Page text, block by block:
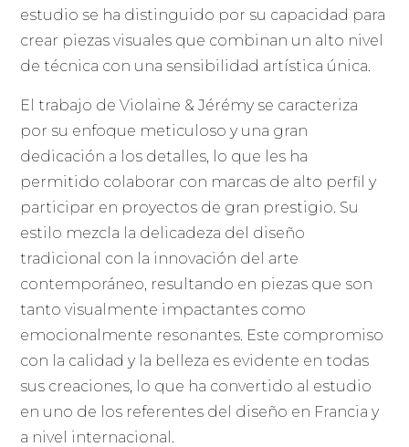
estudio se ha distinguido por su capacidad para
crear piezas visuales que combinan un alto nivel
de técnica con una sensibilidad artística única.
El trabajo de Violaine & Jérémy se caracteriza
por su enfoque meticuloso y una gran
dedicación a los detalles, lo que les ha
permitido colaborar con marcas de alto perfil y
participar en proyectos de gran prestigio. Su
estilo mezcla la delicadeza del diseño
tradicional con la innovación del arte
contemporáneo, resultando en piezas que son
tanto visualmente impactantes como
emocionalmente resonantes. Este compromiso
con la calidad y la belleza es evidente en todas
sus creaciones, lo que ha convertido al estudio
en uno de los referentes del diseño en Francia y
a nivel internacional.